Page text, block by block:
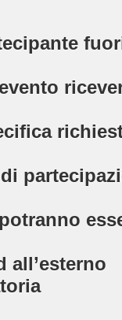
all’esterno